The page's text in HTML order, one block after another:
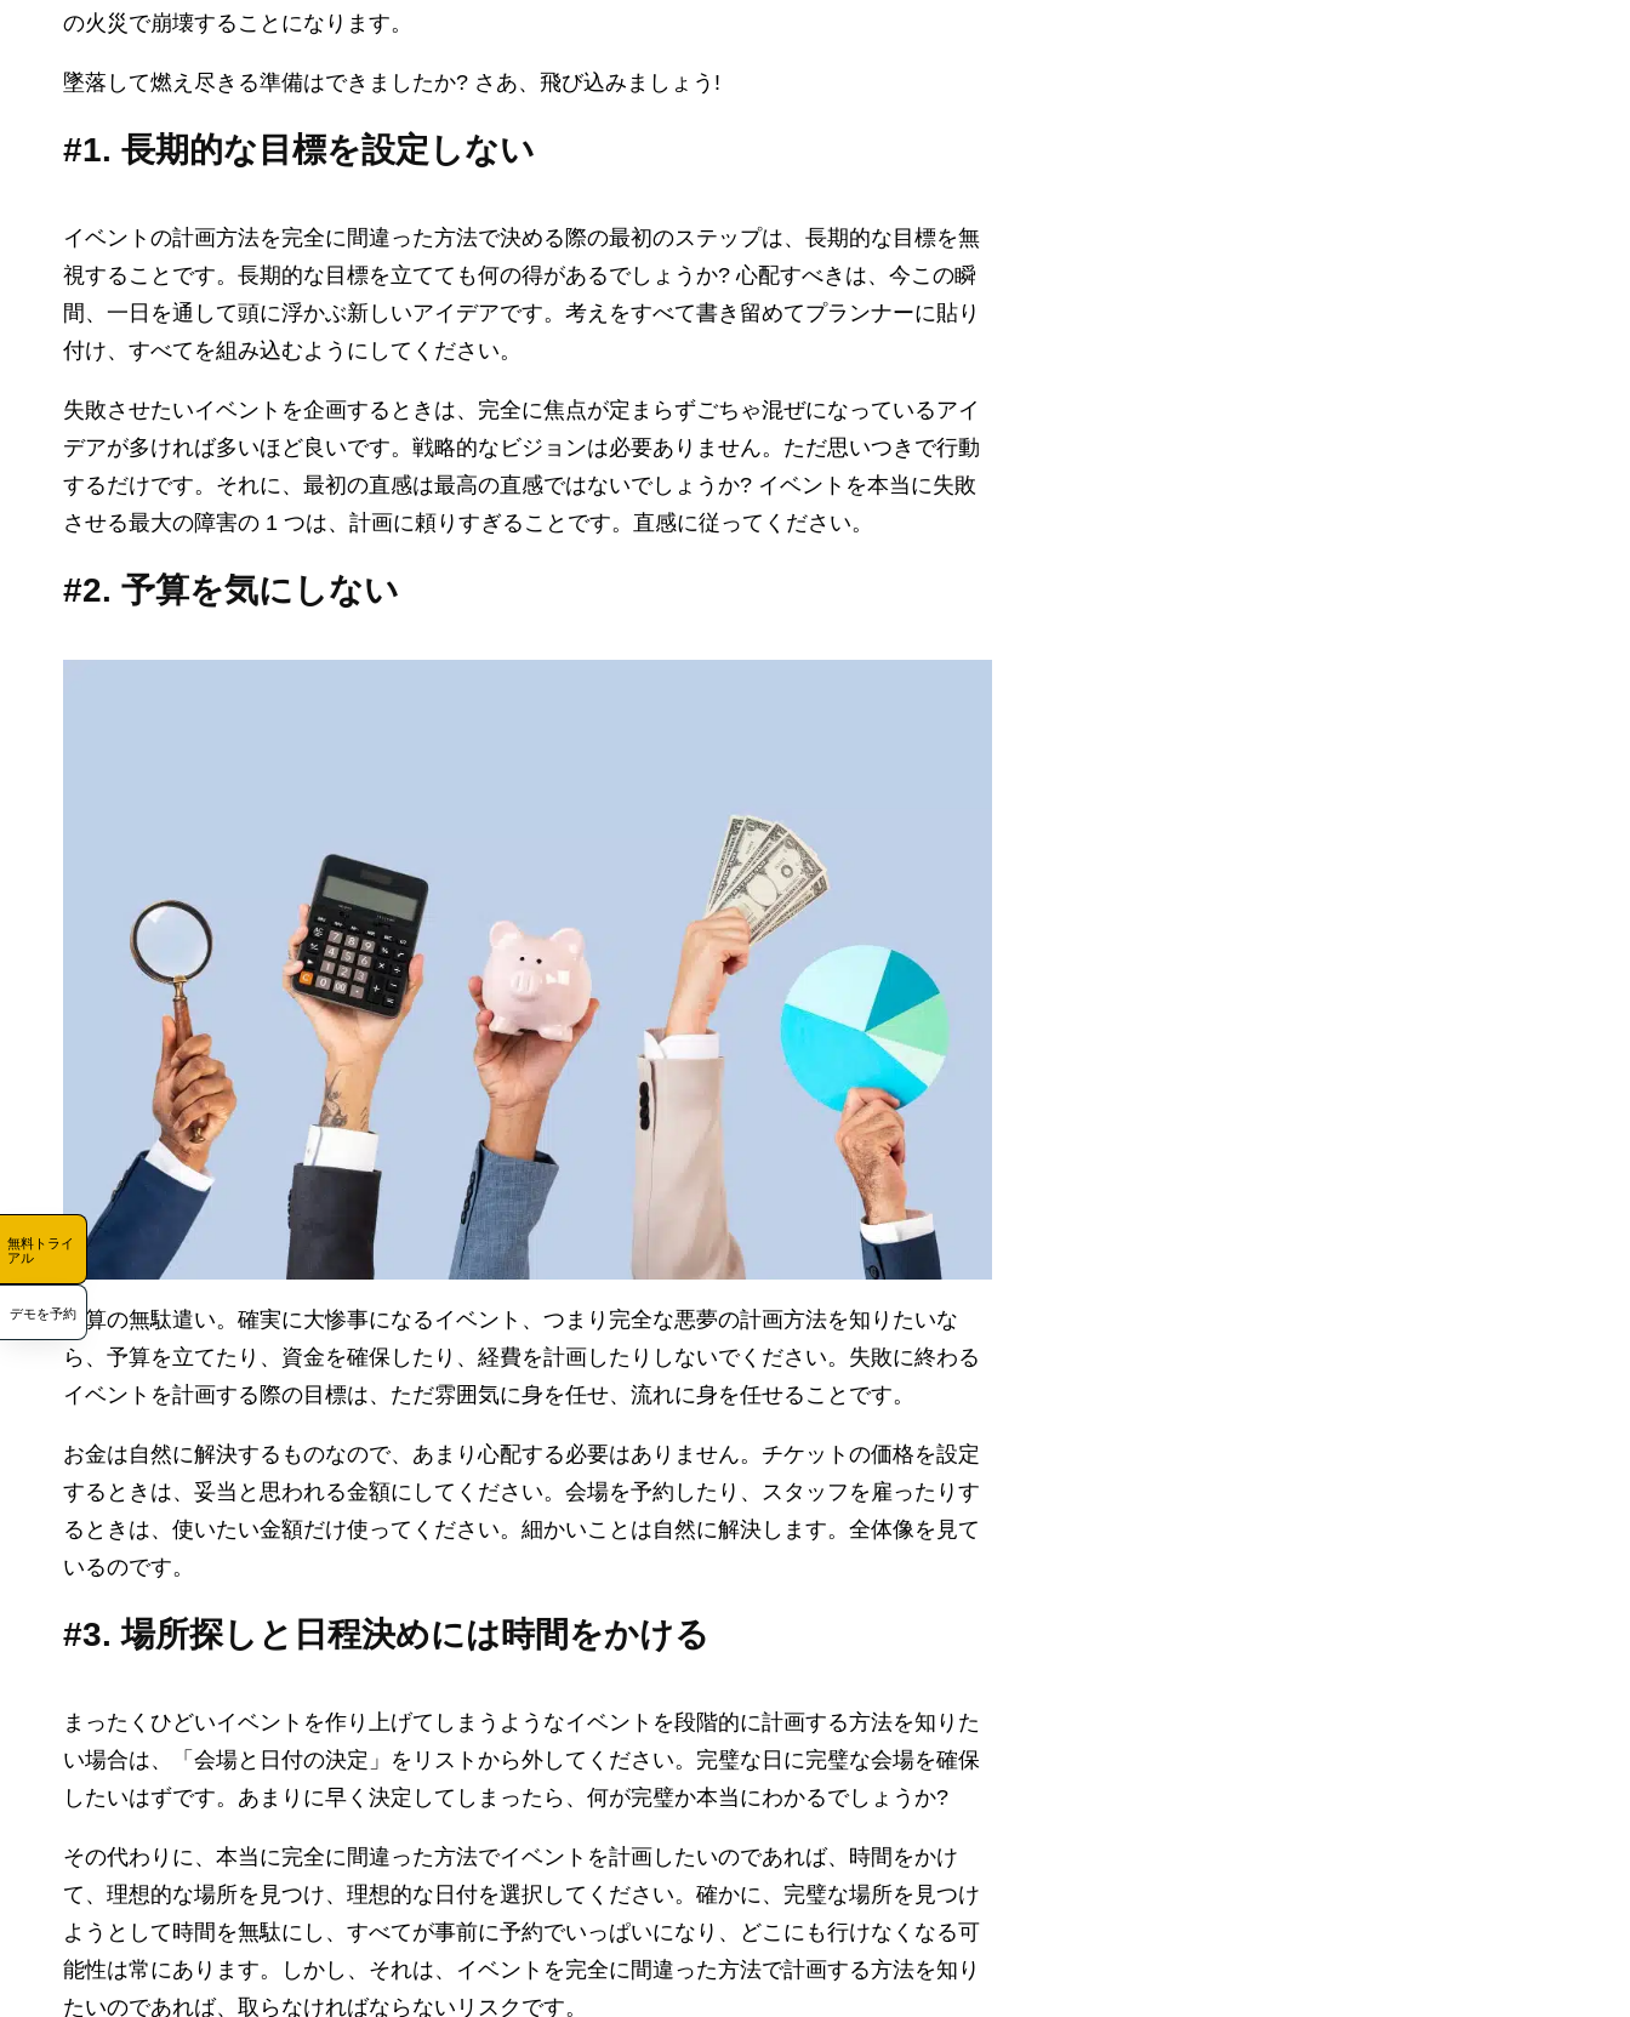
無料トライ
アル
デモを予約
の火災で崩壊することになります。
墜落して燃え尽きる準備はできましたか? さあ、飛び込みましょう!
#1. 長期的な目標を設定しない
イベントの計画方法を完全に間違った方法で決める際の最初のステップは、長期的な目標を無
視することです。長期的な目標を立てても何の得があるでしょうか? 心配すべきは、今この瞬
間、一日を通して頭に浮かぶ新しいアイデアです。考えをすべて書き留めてプランナーに貼り
付け、すべてを組み込むようにしてください。
失敗させたいイベントを企画するときは、完全に焦点が定まらずごちゃ混ぜになっているアイ
デアが多ければ多いほど良いです。戦略的なビジョンは必要ありません。ただ思いつきで行動
するだけです。それに、最初の直感は最高の直感ではないでしょうか? イベントを本当に失敗
させる最大の障害の 1 つは、計画に頼りすぎることです。直感に従ってください。
#2. 予算を気にしない
予算の無駄遣い。確実に大惨事になるイベント、つまり完全な悪夢の計画方法を知りたいな
ら、予算を立てたり、資金を確保したり、経費を計画したりしないでください。失敗に終わる
イベントを計画する際の目標は、ただ雰囲気に身を任せ、流れに身を任せることです。
お金は自然に解決するものなので、あまり心配する必要はありません。チケットの価格を設定
するときは、妥当と思われる金額にしてください。会場を予約したり、スタッフを雇ったりす
るときは、使いたい金額だけ使ってください。細かいことは自然に解決します。全体像を見て
いるのです。
#3. 場所探しと日程決めには時間をかける
まったくひどいイベントを作り上げてしまうようなイベントを段階的に計画する方法を知りた
い場合は、「会場と日付の決定」をリストから外してください。完璧な日に完璧な会場を確保
したいはずです。あまりに早く決定してしまったら、何が完璧か本当にわかるでしょうか?
その代わりに、本当に完全に間違った方法でイベントを計画したいのであれば、時間をかけ
て、理想的な場所を見つけ、理想的な日付を選択してください。確かに、完璧な場所を見つけ
ようとして時間を無駄にし、すべてが事前に予約でいっぱいになり、どこにも行けなくなる可
能性は常にあります。しかし、それは、イベントを完全に間違った方法で計画する方法を知り
たいのであれば、取らなければならないリスクです。